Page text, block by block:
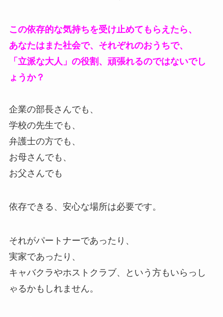
この依存的な気持ちを受け止めてもらえたら、
あなたはまた社会で、それぞれのおうちで、
「立派な大人」の役割、頑張れるのではないでし
ょうか？
企業の部長さんでも、
学校の先生でも、
弁護士の方でも、
お母さんでも、
お父さんでも
依存できる、安心な場所は必要です。
それがパートナーであったり、
実家であったり、
キャバクラやホストクラブ、という方もいらっし
ゃるかもしれません。